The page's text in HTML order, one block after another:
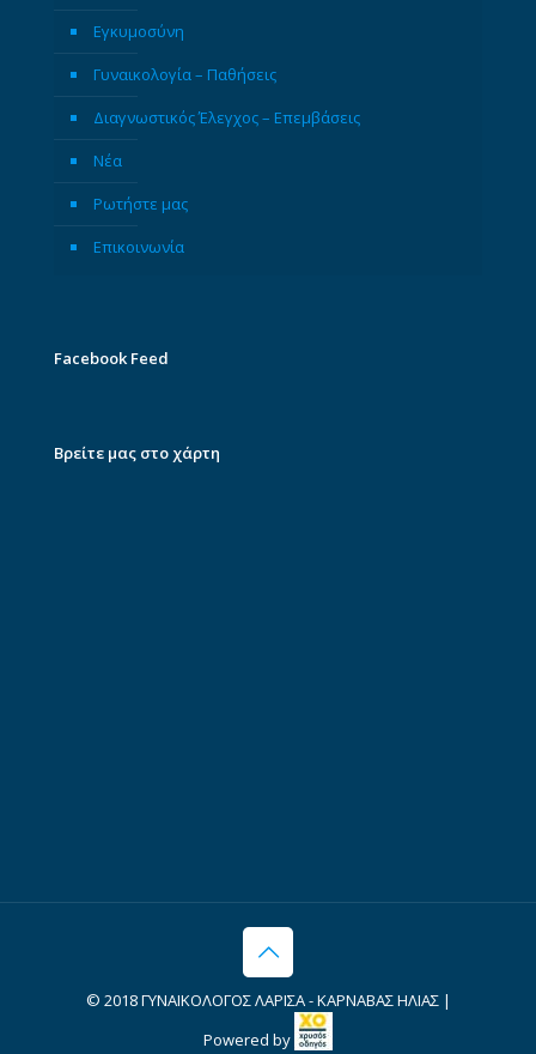
Εγκυμοσύνη
Γυναικολογία – Παθήσεις
Διαγνωστικός Έλεγχος – Επεμβάσεις
Νέα
Ρωτήστε μας
Επικοινωνία
Facebook Feed
Βρείτε μας στο χάρτη
© 2018 ΓΥΝΑΙΚΟΛΟΓΟΣ ΛΑΡΙΣΑ - ΚΑΡΝΑΒΑΣ ΗΛΙΑΣ |
Powered by